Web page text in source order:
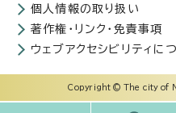
個人情報の取り扱い
著作権・リンク・免責事項
ウェブアクセシビリティに
Copyright © The city of